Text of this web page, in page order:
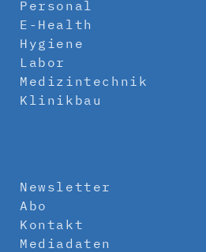
Personal
E-Health
Hygiene
Labor
Medizintechnik
Klinikbau
Newsletter
Abo
Kontakt
Mediadaten